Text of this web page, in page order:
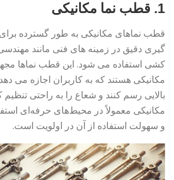
1. قطب نما مکانیکی
قطب نماهای مکانیکی به طور گسترده برای
گیری دقیق در زمینه های فنی مانند
کشی استفاده می شود. این قطب نماها
مکانیکی هستند که به کاربران اجازه می
بالایی رسم کنند و شعاع را به راحتی
مکانیکی معمولاً در محیط‌های حرفه‌ای
و سهولت استفاده از آن در اولویت است.